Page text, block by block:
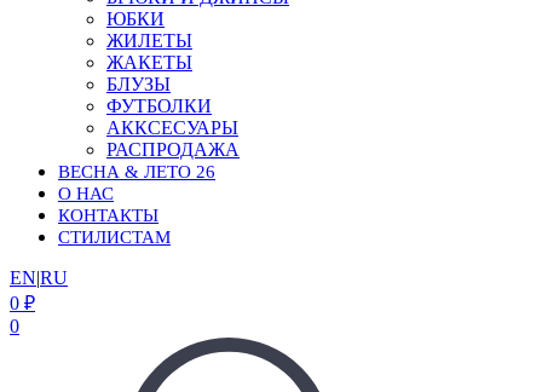
ЮБКИ
ЖИЛЕТЫ
ЖАКЕТЫ
БЛУЗЫ
ФУТБОЛКИ
АККСЕСУАРЫ
РАСПРОДАЖА
ВЕСНА & ЛЕТО 26
О НАС
КОНТАКТЫ
СТИЛИСТАМ
EN|RU
0 ₽
0